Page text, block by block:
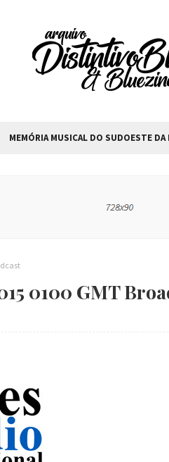
MEMÓRIA MUSICAL DO SUDOESTE DA
0100 GMT